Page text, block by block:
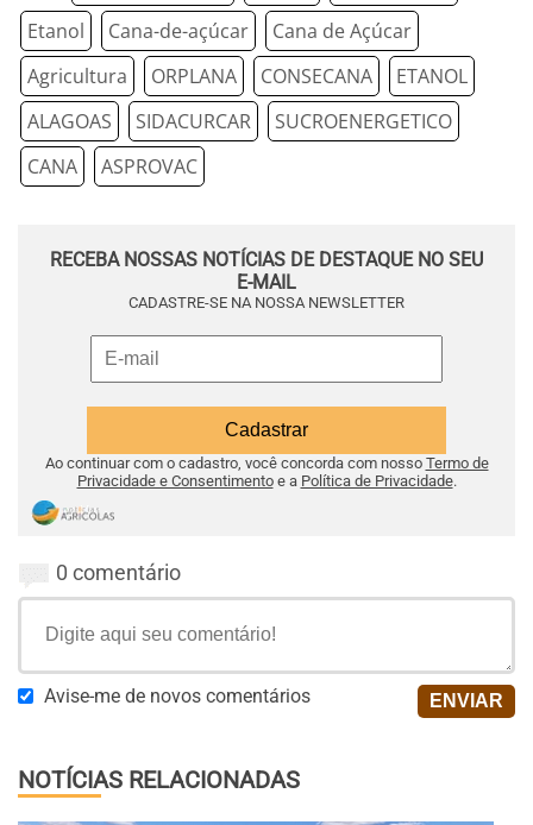
Etanol
Cana-de-açúcar
Cana de Açúcar
Agricultura
ORPLANA CONSECANA
ETANOL
ALAGOAS
SIDACURCAR
SUCROENERGETICO
CANA
ASPROVAC
RECEBA NOSSAS NOTÍCIAS DE DESTAQUE NO SEU
E-MAIL
CADASTRE-SE NA NOSSA NEWSLETTER
Ao continuar com o cadastro, você concorda com nosso Termo de
Privacidade e Consentimentoe a Política de Privacidade.
0 comentário
Avise-me de novos comentários
NOTÍCIAS RELACIONADAS